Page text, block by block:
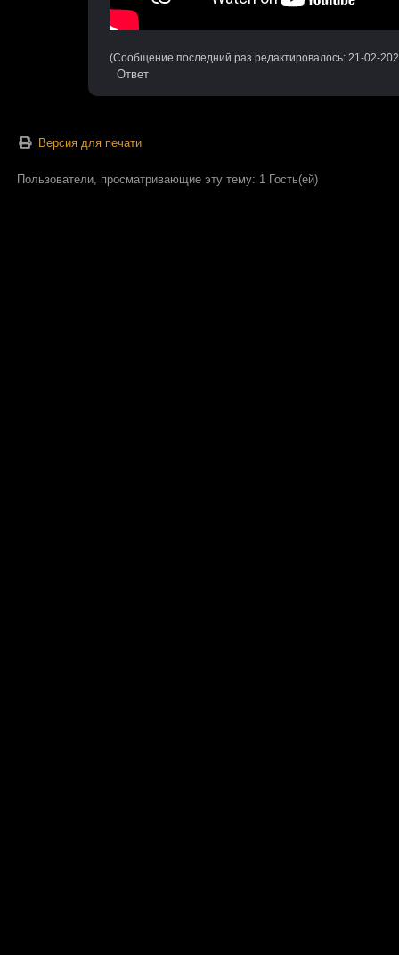
(Сообщение последний раз редактировалось: 21-02-
Ответ
Версия для печати
Пользователи, просматривающие эту тему: 1 Гость(ей)